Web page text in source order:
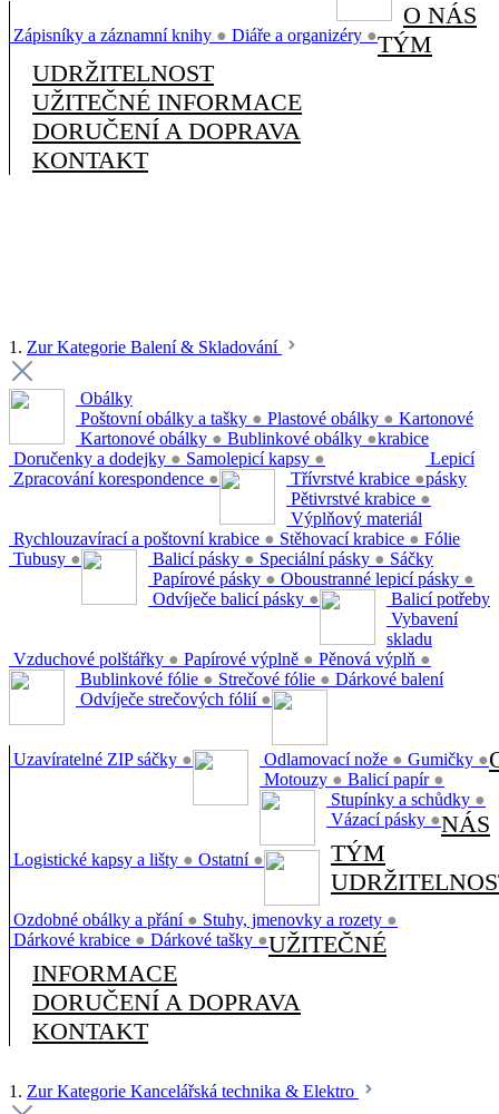
Zápisníky a záznamní knihy ● Diáře a organizéry ●
O NÁS
TÝM
UDRŽITELNOST
UŽITEČNÉ INFORMACE
DORUČENÍ A DOPRAVA
KONTAKT
1. Zur Kategorie Balení & Skladování
Obálky
Poštovní obálky a tašky ● Plastové obálky ●
Kartonové obálky ● Bublinkové obálky ●
Doručenky a dodejky ● Samolepicí kapsy ●
Zpracování korespondence ●
Kartonové
krabice
Třívrstvé krabice ●
Pětivrstvé krabice ●
Rychlouzavírací a poštovní krabice ● Stěhovací krabice ●
Tubusy ●
Lepicí
pásky
Balicí pásky ● Speciální pásky ●
Papírové pásky ● Oboustranné lepicí pásky ●
Odvíječe balicí pásky ●
Výplňový materiál
Vzduchové polštářky ● Papírové výplně ● Pěnová výplň ●
Fólie
Bublinkové fólie ● Strečové fólie ●
Odvíječe strečových fólií ●
Sáčky
Uzavíratelné ZIP sáčky ●
Balicí potřeby
Odlamovací nože ● Gumičky ●
Motouzy ● Balicí papír ●
Vybavení
skladu
Stupínky a schůdky ●
Vázací pásky ●
Logistické kapsy a lišty ● Ostatní ●
Dárkové balení
Ozdobné obálky a přání ● Stuhy, jmenovky a rozety ●
Dárkové krabice ● Dárkové tašky ●
NÁS
TÝM
UŽITEČNÉ
INFORMACE
DORUČENÍ A DOPRAVA
KONTAKT
1. Zur Kategorie Kancelářská technika & Elektro